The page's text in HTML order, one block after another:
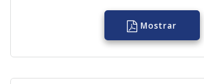
Mostrar